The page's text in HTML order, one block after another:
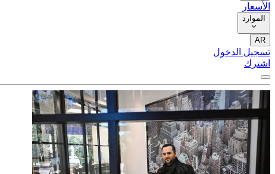
الأسعار
الموارد
AR
تسجيل الدخول
اشترك